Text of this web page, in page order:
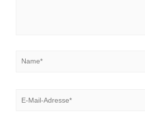
Mail-